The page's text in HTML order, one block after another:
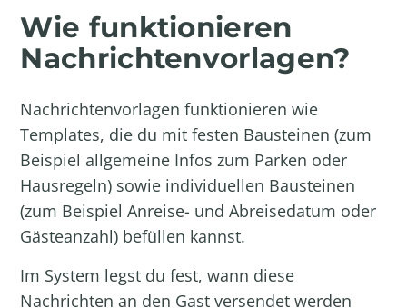
Wie funktionieren
Nachrichtenvorlagen?
Nachrichtenvorlagen funktionieren wie
Templates, die du mit festen Bausteinen (zum
Beispiel allgemeine Infos zum Parken oder
Hausregeln) sowie individuellen Bausteinen
(zum Beispiel Anreise- und Abreisedatum oder
Gästeanzahl) befüllen kannst.
Im System legst du fest, wann diese
Nachrichten an den Gast versendet werden